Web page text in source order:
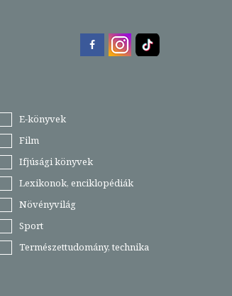
E-könyvek
Film
Ifjúsági könyvek
Lexikonok, enciklopédiák
Növényvilág
Sport
Természettudomány, technika